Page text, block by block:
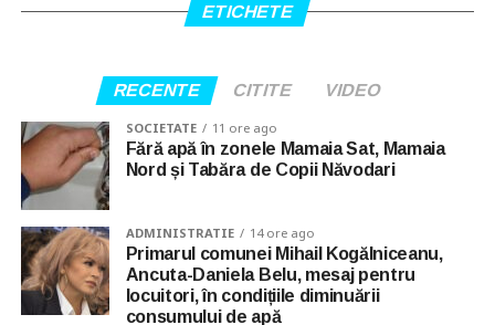
ETICHETE
RECENTE CITITE VIDEO
SOCIETATE 11 ore ago
Fără apă în zonele Mamaia Sat, Mamaia
Nord și Tabăra de Copii Năvodari
ADMINISTRATIE 14 ore ago
Primarul comunei Mihail Kogălniceanu,
Ancuta-Daniela Belu, mesaj pentru
locuitori, în condițiile diminuării
consumului de apă